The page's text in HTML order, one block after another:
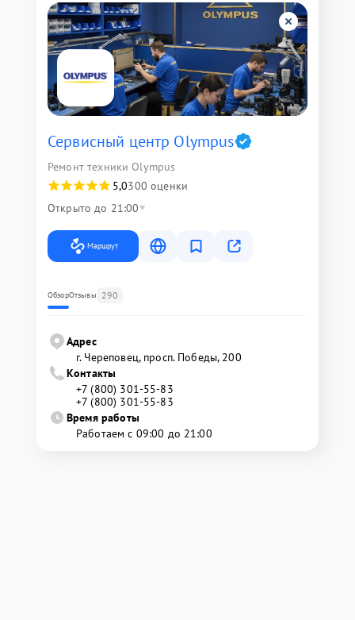
Сервисный центр Olympus
Ремонт техники Olympus
5,0300 оценки
Открыто до 21:00
Маршрут
ОбзорОтзывы 290
Адрес
г. Череповец, просп. Победы, 200
Контакты
+7 (800) 301-55-83
+7 (800) 301-55-83
Время работы
Работаем с 09:00 до 21:00